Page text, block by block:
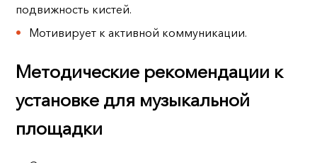
подвижность кистей.
Мотивирует к активной коммуникации.
Методические рекомендации к
установке для музыкальной
площадки